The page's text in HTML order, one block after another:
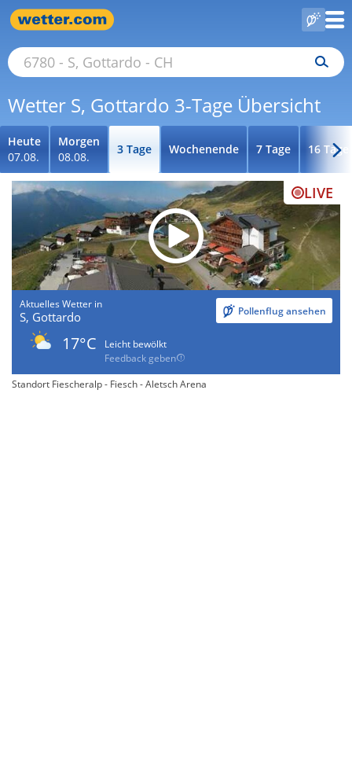
Wetter S, Gottardo 3-Tage Übersicht
Heute
07.08.
Morgen
08.08.
3 Tage Wochenende 7 Tage 16 Tage
LIVE
Aktuelles Wetter in
S, Gottardo Pollenflug ansehen
17°C
Leicht bewölkt
Feedback geben
Standort Fiescheralp - Fiesch - Aletsch Arena